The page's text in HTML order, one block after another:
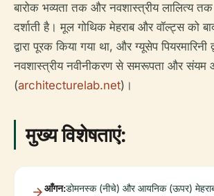
बारोक भव्यता तक और नवशास्त्रीय लालित्य
दर्शाती है। मूल गोथिक मेहराब और वॉल्ट्स को
द्वारा पूरक किया गया था, और ग्यूसेप पियरमारिनी
नवशास्त्रीय नवीनीकरण से समरूपता और संयम
(architecturelab.net)।
मुख्य विशेषताएं:
आँगन:डोमनस्क (नीचे) और आयनिक (ऊपर)